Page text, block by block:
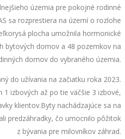
územia pre pokojné rodinné
sa rozprestiera na území o rozlohe
plocha umožnila hormonické
bytových domov a 48 pozemkov na
domov do vybraného územia.
do užívania na začiatku roka 2023.
1 izbových až po tie väčšie 3 izbové,
klientov.Byty nachádzajúce sa na
predzáhradky, čo umocnilo pôžitok
z bývania pre milovníkov záhrad.